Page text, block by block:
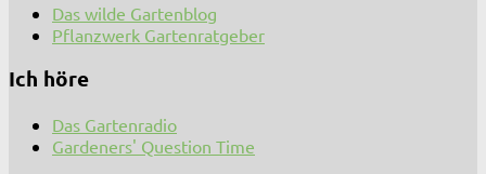
Das wilde Gartenblog
Pflanzwerk Gartenratgeber
Ich höre
Das Gartenradio
Gardeners' Question Time